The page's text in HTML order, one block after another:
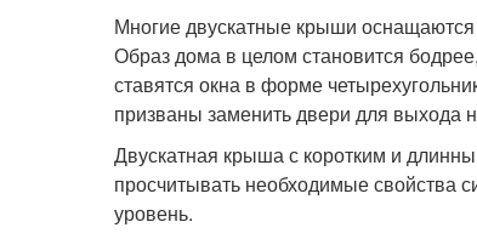
Многие двускатные крыши
Образ дома в целом становится
ставятся окна в форме
призваны заменить двери для выхода
Двускатная крыша с коротким и
просчитывать необходимые свойства
уровень.